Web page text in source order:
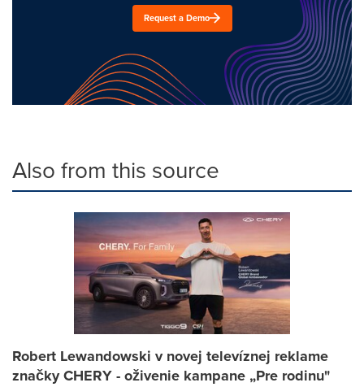
Request a Demo
Also from this source
Robert Lewandowski v novej televíznej reklame
značky CHERY - oživenie kampane „Pre rodinu"